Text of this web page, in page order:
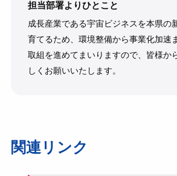
担当部署よりひとこと
成長産業である宇宙ビジネスを本県の
育てるため、環境整備から事業化加速
取組を進めてまいりますので、皆様か
しくお願いいたします。
関連リンク